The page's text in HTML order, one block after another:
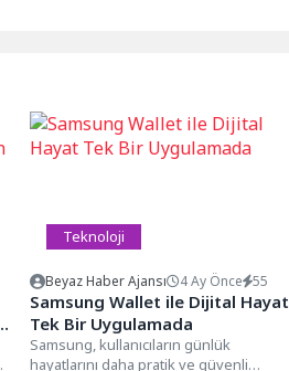
Teknoloji
Beyaz Haber Ajansı 4 Ay Önce 55
Samsung Wallet ile Dijital Hayat
Tek Bir Uygulamada
Samsung, kullanıcıların günlük
hayatlarını daha pratik ve güvenli